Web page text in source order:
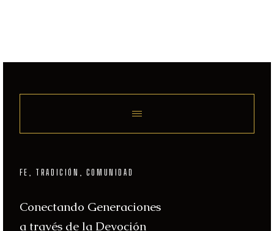
FE, TRADICIÓN, COMUNIDAD
Conectando Generaciones
a través de la Devoción